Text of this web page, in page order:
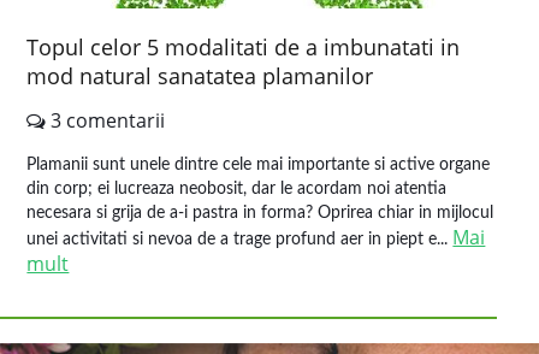
Topul celor 5 modalitati de a imbunatati in
mod natural sanatatea plamanilor
3 comentarii
Plamanii sunt unele dintre cele mai importante si active organe
din corp; ei lucreaza neobosit, dar le acordam noi atentia
necesara si grija de a-i pastra in forma? Oprirea chiar in mijlocul
unei activitati si nevoa de a trage profund aer in piept e... Mai
mult